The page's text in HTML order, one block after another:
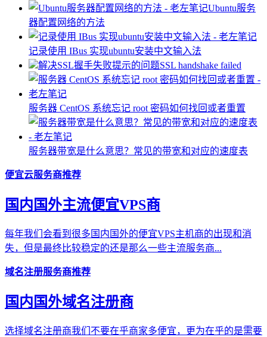
Ubuntu服务
器配置网络的方法
记录使用 IBus 实现ubuntu安装中文输入法
解决SSL握手失败提示的问题SSL handshake failed
服务器 ​CentOS 系统忘记 root 密码如何找回或者重置
服务器带宽是什么意思？常见的带宽和对应的速度表
便宜云服务商推荐
国内国外主流便宜VPS商
每年我们会看到很多国内国外的便宜VPS主机商的出现和消
失，但是最终比较稳定的还是那么一些主流服务商...
域名注册服务商推荐
国内国外域名注册商
选择域名注册商我们不要在乎商家多便宜，更为在乎的是需要